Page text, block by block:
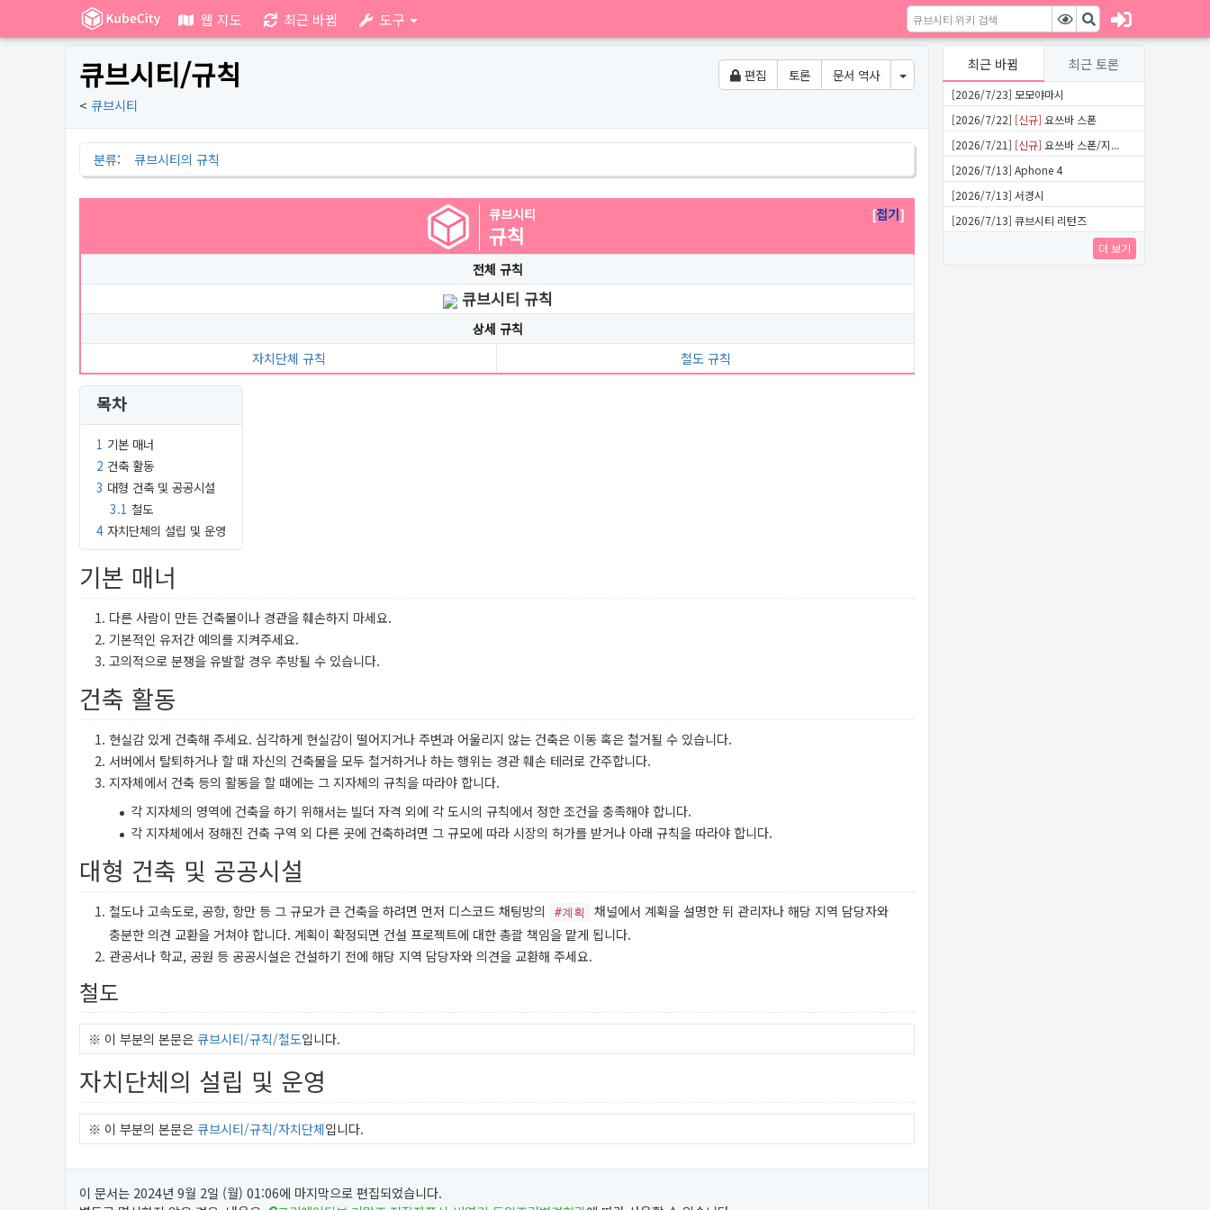
웹 지도 최근 바뀜 도구
최근 바뀜 최근 토론
[2026/7/23] 모모야마시
[2026/7/22] [신규] 요쓰바 스폰
[2026/7/21] [신규] 요쓰바 스폰/지...
[2026/7/13] Aphone 4
[2026/7/13] 서경시
[2026/7/13] 큐브시티 리턴즈
더 보기
편집 토론 문서 역사
큐브시티/규칙
< 큐브시티
분류: 큐브시티의 규칙
접기
큐브시티
규칙
전체 규칙
큐브시티 규칙
상세 규칙
자치단체 규칙
철도 규칙
목차
1 기본 매너
2 건축 활동
3 대형 건축 및 공공시설
3.1 철도
4 자치단체의 설립 및 운영
기본 매너
다른 사람이 만든 건축물이나 경관을 훼손하지 마세요.
기본적인 유저간 예의를 지켜주세요.
고의적으로 분쟁을 유발할 경우 추방될 수 있습니다.
건축 활동
현실감 있게 건축해 주세요. 심각하게 현실감이 떨어지거나 주변과 어울리지 않는 건축은 이동 혹은 철거될 수 있습니다.
서버에서 탈퇴하거나 할 때 자신의 건축물을 모두 철거하거나 하는 행위는 경관 훼손 테러로 간주합니다.
지자체에서 건축 등의 활동을 할 때에는 그 지자체의 규칙을 따라야 합니다.
각 지자체의 영역에 건축을 하기 위해서는 빌더 자격 외에 각 도시의 규칙에서 정한 조건을 충족해야 합니다.
각 지자체에서 정해진 건축 구역 외 다른 곳에 건축하려면 그 규모에 따라 시장의 허가를 받거나 아래 규칙을 따라야 합니다.
대형 건축 및 공공시설
철도나 고속도로, 공항, 항만 등 그 규모가 큰 건축을 하려면 먼저 디스코드 채팅방의 #계획
채널에서 계획을 설명한 뒤 관리자나 해당 지역 담당자와
충분한 의견 교환을 거쳐야 합니다. 계획이 확정되면 건설 프로젝트에 대한 총괄 책임을 맡게 됩니다.
관공서나 학교, 공원 등 공공시설은 건설하기 전에 해당 지역 담당자와 의견을 교환해 주세요.
철도
※ 이 부분의 본문은큐브시티/규칙/철도입니다.
자치단체의 설립 및 운영
※ 이 부분의 본문은큐브시티/규칙/자치단체입니다.
이 문서는 2024년 9월 2일 (월) 01:06에 마지막으로 편집되었습니다.